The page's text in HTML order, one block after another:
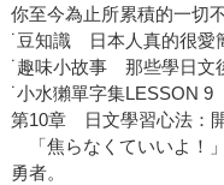
你至今為止所累積的一切
˙豆知識 日本人真的很愛
˙趣味小故事 那些學日文
˙小水獺單字集LESSON 9
第10章 日文學習心法：
「焦らなくていいよ！
勇者。